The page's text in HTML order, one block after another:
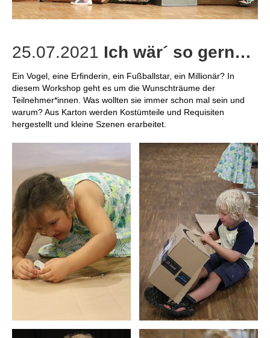
25.07.2021 Ich wär´ so gern…
Ein Vogel, eine Erfinderin, ein Fußballstar, ein Millionär? In
diesem Workshop geht es um die Wunschträume der
Teilnehmer*innen. Was wollten sie immer schon mal sein und
warum? Aus Karton werden Kostümteile und Requisiten
hergestellt und kleine Szenen erarbeitet.